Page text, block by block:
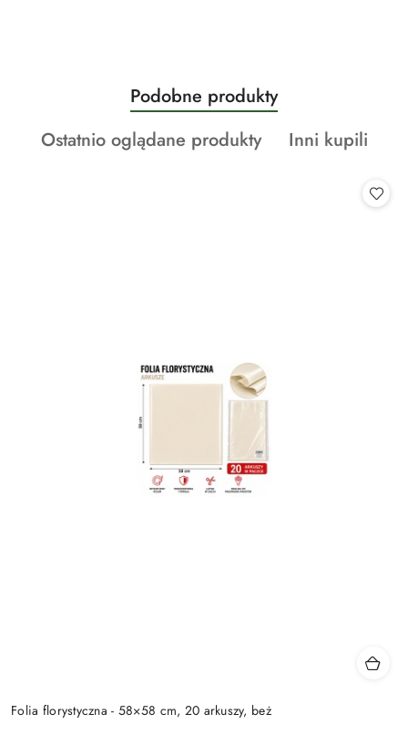
Pomiń karuzelę produktów
Produkty
o
statusie:
Podobne produkty
Produkty
Ostatnio oglądane produkty
Produkty
Inni kupili
Folia florystyczna - 58×58 cm, 20 arkuszy, beż